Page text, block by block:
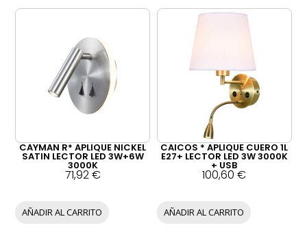
CAYMAN R* APLIQUE NICKEL
SATIN LECTOR LED 3W+6W
3000K
71,92€
AÑADIR AL CARRITO
CAICOS * APLIQUE CUERO 1L
E27+ LECTOR LED 3W 3000K
+ USB
100,60€
AÑADIR AL CARRITO